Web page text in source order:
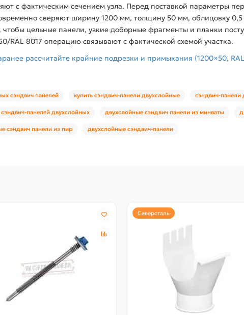
с фактическим сечением узла. Перед поставкой параметры
сверяют ширину 1200 мм, толщину 50 мм, облицовку
чтобы цельные панели, узкие доборные фрагменты и планки
RAL 8017 операцию связывают с фактической схемой участка.
рассчитайте крайние подрезки и примыкания (1200×50,
сэндвич панелей купить сэндвич-панели двухслойные сэндвич-панели
панелей двухслойных двухслойные сэндвич панели из минваты
сэндвич панели из пир двухслойные сэндвич-панели
Северсталь